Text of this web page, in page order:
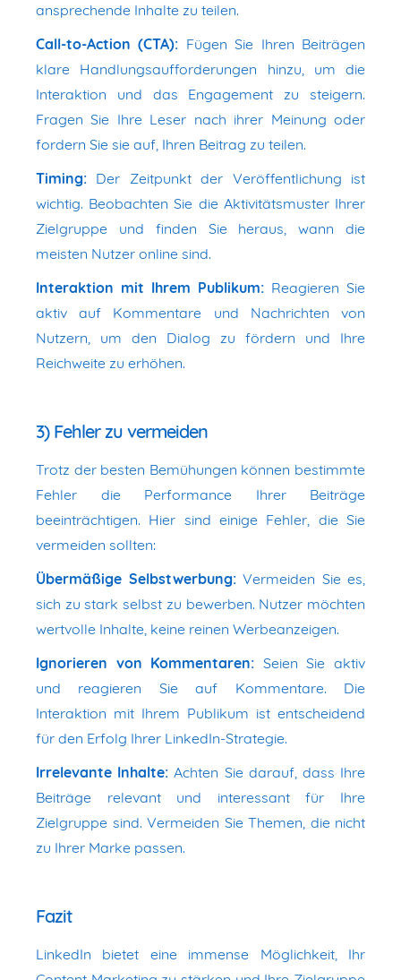
ansprechende Inhalte zu teilen.
Call-to-Action (CTA): Fügen Sie Ihren Beiträgen
klare Handlungsaufforderungen hinzu, um die
Interaktion und das Engagement zu steigern.
Fragen Sie Ihre Leser nach ihrer Meinung oder
fordern Sie sie auf, Ihren Beitrag zu teilen.
Timing: Der Zeitpunkt der Veröffentlichung ist
wichtig. Beobachten Sie die Aktivitätsmuster Ihrer
Zielgruppe und finden Sie heraus, wann die
meisten Nutzer online sind.
Interaktion mit Ihrem Publikum: Reagieren Sie
aktiv auf Kommentare und Nachrichten von
Nutzern, um den Dialog zu fördern und Ihre
Reichweite zu erhöhen.
3) Fehler zu vermeiden
Trotz der besten Bemühungen können bestimmte
Fehler die Performance Ihrer Beiträge
beeinträchtigen. Hier sind einige Fehler, die Sie
vermeiden sollten:
Übermäßige Selbstwerbung:Vermeiden Sie es,
sich zu stark selbst zu bewerben. Nutzer möchten
wertvolle Inhalte, keine reinen Werbeanzeigen.
Ignorieren von Kommentaren: Seien Sie aktiv
und reagieren Sie auf Kommentare. Die
Interaktion mit Ihrem Publikum ist entscheidend
für den Erfolg Ihrer LinkedIn-Strategie.
Irrelevante Inhalte: Achten Sie darauf, dass Ihre
Beiträge relevant und interessant für Ihre
Zielgruppe sind. Vermeiden Sie Themen, die nicht
zu Ihrer Marke passen.
Fazit
LinkedIn bietet eine immense Möglichkeit, Ihr